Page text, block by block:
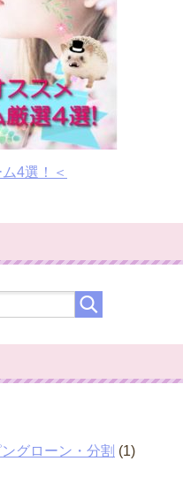
4選！＜
グローン・分割 (1)